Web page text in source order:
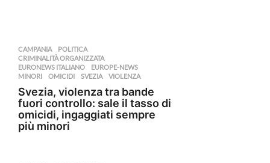
CAMPANIA ,POLITICA
CRIMINALITÀ ORGANIZZATA
EURONEWS ITALIANO
,EUROPE-NEWS
MINORI
,OMICIDI ,SVEZIA ,VIOLENZA
Svezia, violenza tra bande
fuori controllo: sale il tasso di
omicidi, ingaggiati sempre
più minori